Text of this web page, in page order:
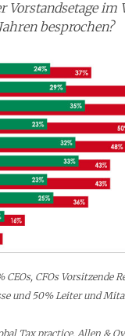
Vorstandsetage im
besprochen?
CEOs, CFOs Vorsitzende
und 50% Leiter und
Tax practice, Allen &